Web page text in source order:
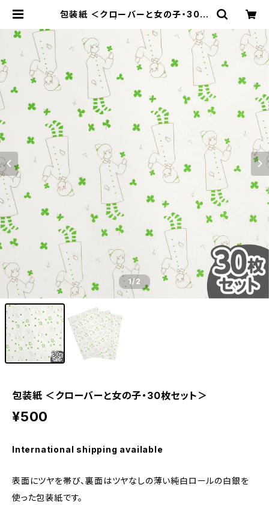
包装紙 ＜クローバーと女の子・30枚
1/2
包装紙 ＜クローバーと女の子・30枚セット＞
¥500
International shipping available
表面にツヤを帯び、裏面はツヤなしの薄い純白ロールの白銀を
使った包装紙です。